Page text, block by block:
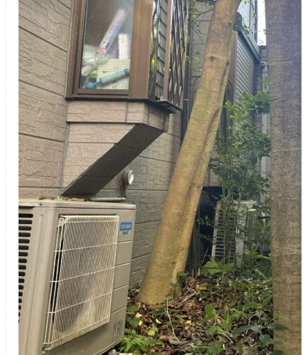
つの無料サービス
施工事例
お客様の声
代表挨拶
ご依頼～施工の流れ
よくあるご質問
施工料金の一例
スタッフブログ